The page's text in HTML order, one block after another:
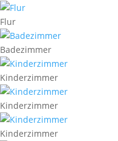
Flur
Badezimmer
Kinderzimmer
Kinderzimmer
Kinderzimmer